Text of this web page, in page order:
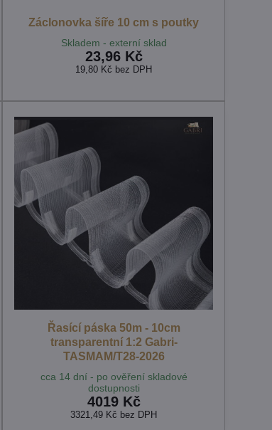
Záclonovka šíře 10 cm s poutky
Skladem - externí sklad
23,96 Kč
19,80 Kč bez DPH
Řasící páska 50m - 10cm
transparentní 1:2 Gabri-
TASMAM/T28-2026
cca 14 dní - po ověření skladové
dostupnosti
4019 Kč
3321,49 Kč bez DPH